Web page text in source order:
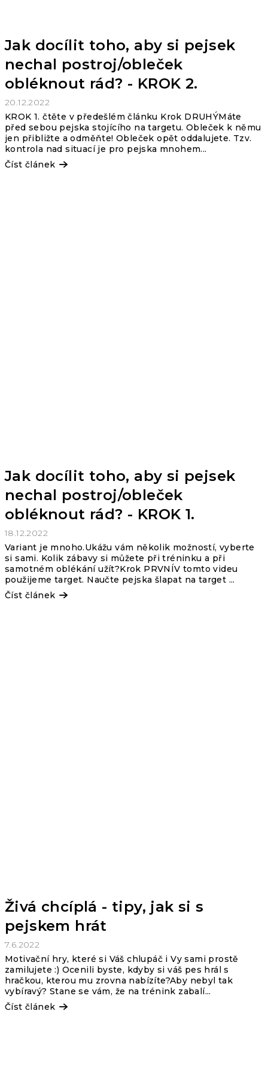
Jak docílit toho, aby si pejsek
nechal postroj/obleček
obléknout rád? - KROK 2.
20.12.2022
KROK 1. čtěte v předešlém článku Krok DRUHÝMáte
před sebou pejska stojícího na targetu. Obleček k němu
jen přibližte a odměňte! Obleček opět oddalujete. Tzv.
kontrola nad situací je pro pejska mnohem...
Číst článek
Jak docílit toho, aby si pejsek
nechal postroj/obleček
obléknout rád? - KROK 1.
18.12.2022
Variant je mnoho.Ukážu vám několik možností, vyberte
si sami. Kolik zábavy si můžete při tréninku a při
samotném oblékání užít?Krok PRVNÍV tomto videu
použijeme target. Naučte pejska šlapat na target ...
Číst článek
Živá chcíplá - tipy, jak si s
pejskem hrát
7.6.2022
Motivační hry, které si Váš chlupáč i Vy sami prostě
zamilujete :) Ocenili byste, kdyby si váš pes hrál s
hračkou, kterou mu zrovna nabízíte?Aby nebyl tak
vybíravý? Stane se vám, že na trénink zabalí...
Číst článek